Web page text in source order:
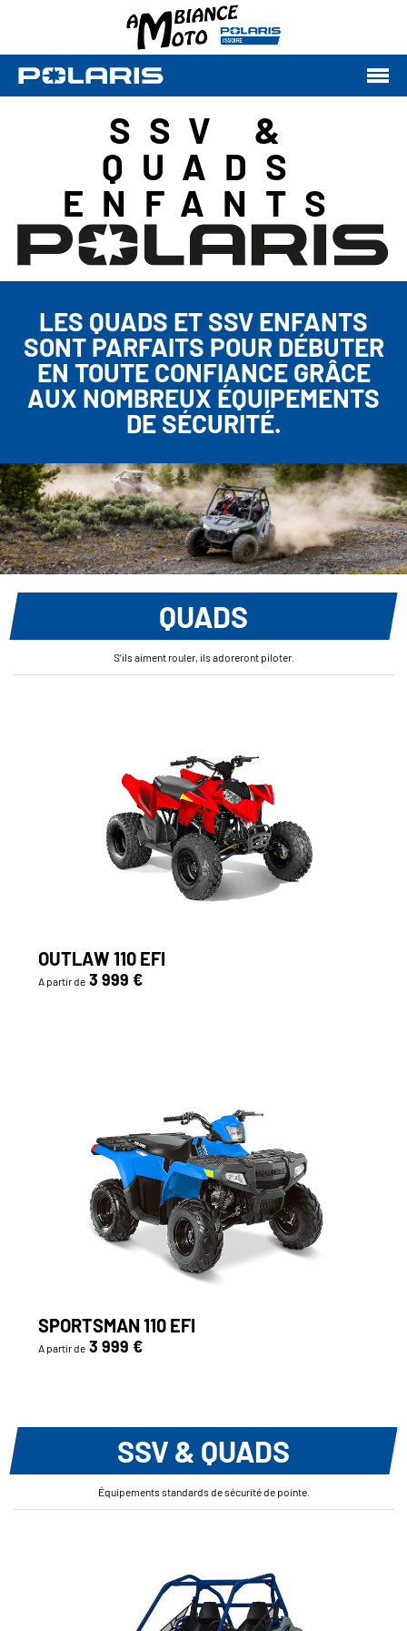
SSV &
QUADS
ENFANTS
LES QUADS ET SSV ENFANTS
SONT PARFAITS POUR DÉBUTER
EN TOUTE CONFIANCE GRÂCE
AUX NOMBREUX ÉQUIPEMENTS
DE SÉCURITÉ.
QUADS
S’ils aiment rouler, ils adoreront piloter.
OUTLAW 110 EFI
A partir de 3 999 €
SPORTSMAN 110 EFI
A partir de 3 999 €
SSV & QUADS
Équipements standards de sécurité de pointe.